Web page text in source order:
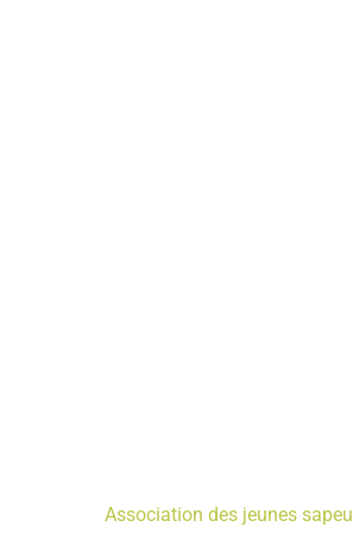
Association des jeunes